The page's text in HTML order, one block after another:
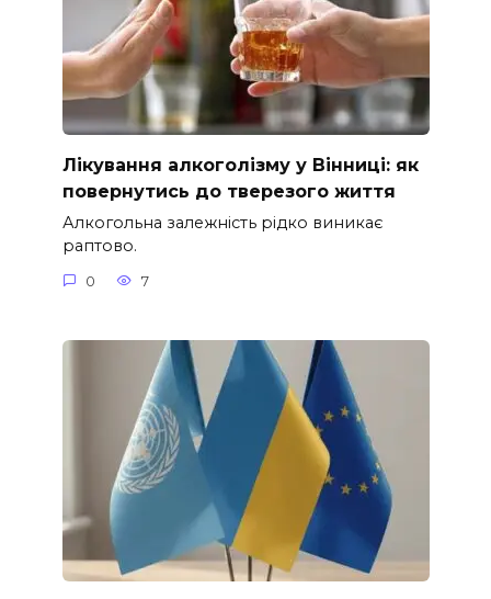
Лікування алкоголізму у Вінниці: як
повернутись до тверезого життя
Алкогольна залежність рідко виникає
раптово.
0 7